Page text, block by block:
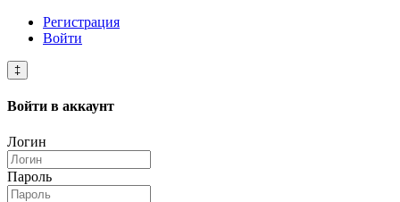
Регистрация
Войти
‡
Войти в аккаунт
Логин
Пароль